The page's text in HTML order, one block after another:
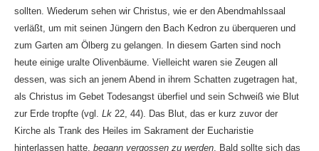
sollten. Wiederum sehen wir Christus, wie er den Abendmahlssaal
verläßt, um mit seinen Jüngern den Bach Kedron zu überqueren und
zum Garten am Ölberg zu gelangen. In diesem Garten sind noch
heute einige uralte Olivenbäume. Vielleicht waren sie Zeugen all
dessen, was sich an jenem Abend in ihrem Schatten zugetragen hat,
als Christus im Gebet Todesangst überfiel und sein Schweiß wie Blut
zur Erde tropfte (vgl. Lk 22, 44). Das Blut, das er kurz zuvor der
Kirche als Trank des Heiles im Sakrament der Eucharistie
hinterlassen hatte, begann vergossen zu werden . Bald sollte sich das